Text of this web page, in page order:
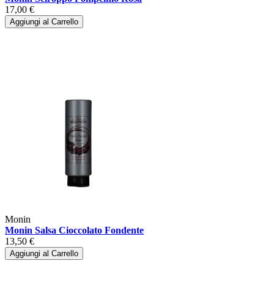
17,00 €
Aggiungi al Carrello
Monin
Monin Salsa Cioccolato Fondente
13,50 €
Aggiungi al Carrello